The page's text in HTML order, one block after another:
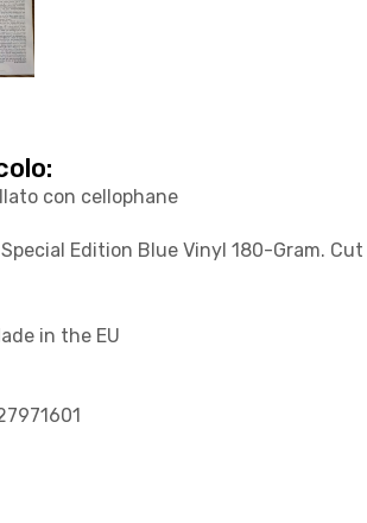
con cellophane
Edition Blue Vinyl 180-Gram.
in the EU